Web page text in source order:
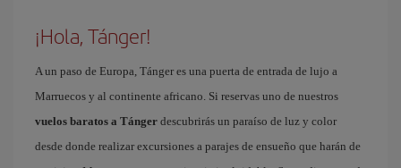
¡Hola, Tánger!
A un paso de Europa, Tánger es una puerta de entrada de lujo a
Marruecos y al continente africano. Si reservas uno de nuestros
vuelos baratos a Tánger descubrirás un paraíso de luz y color
desde donde realizar excursiones a parajes de ensueño que harán de